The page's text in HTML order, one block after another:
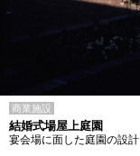
商業施設
結婚式場屋上庭園
宴会場に面した庭園の設計